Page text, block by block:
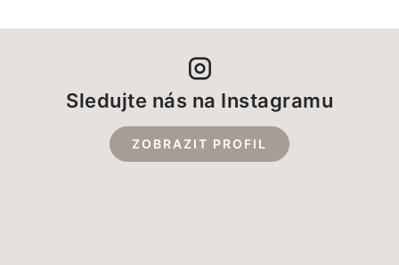
Sledujte nás na Instagramu
ZOBRAZIT PROFIL